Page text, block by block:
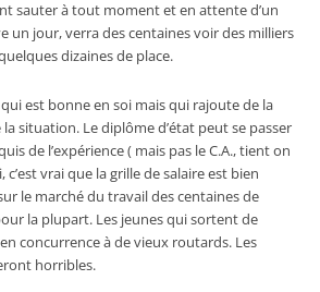
sauter à tout moment et en attente d’un
un jour, verra des centaines voir des milliers
dizaines de place.
est bonne en soi mais qui rajoute de la
situation. Le diplôme d’état peut se passer
de l’expérience ( mais pas le C.A., tient on
vrai que la grille de salaire est bien
le marché du travail des centaines de
la plupart. Les jeunes qui sortent de
concurrence à de vieux routards. Les
horribles.